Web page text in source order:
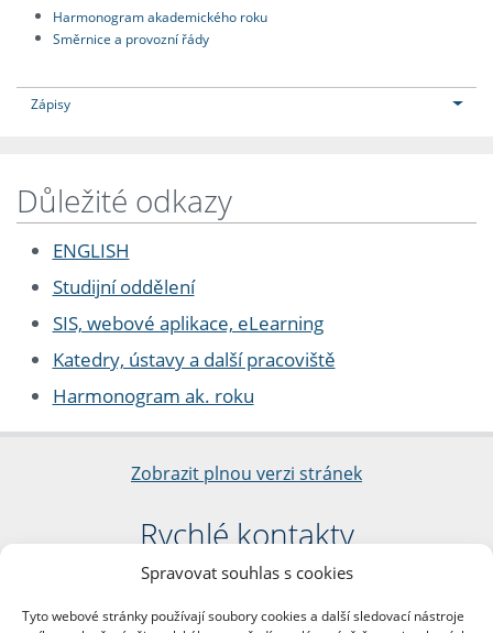
Spravovat souhlas s cookies
Tyto webové stránky používají soubory cookies a další sledovací nástroje
Harmonogram akademického roku
Směrnice a provozní řády
Zápisy
Důležité odkazy
ENGLISH
Studijní oddělení
SIS, webové aplikace, eLearning
Katedry, ústavy a další pracoviště
Harmonogram ak. roku
Zobrazit plnou verzi stránek
Rychlé kontakty
Filozofická fakulta
nám. Jana Palacha 1/2